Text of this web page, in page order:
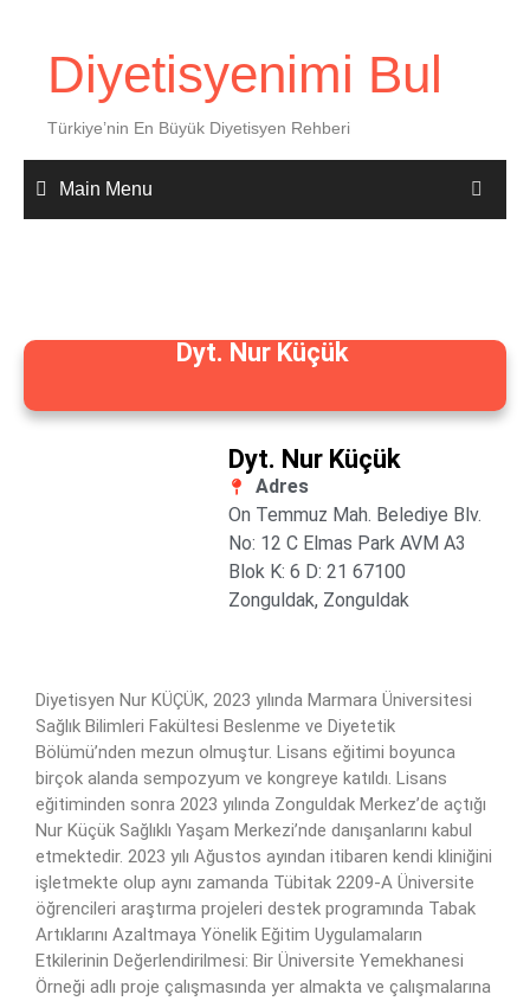
Diyetisyenimi Bul
Türkiye’nin En Büyük Diyetisyen Rehberi
Main Menu
Dyt. Nur Küçük
Dyt. Nur Küçük
Adres
On Temmuz Mah. Belediye Blv.
No: 12 C Elmas Park AVM A3
Blok K: 6 D: 21 67100
Zonguldak, Zonguldak
Diyetisyen Nur KÜÇÜK, 2023 yılında Marmara Üniversitesi
Sağlık Bilimleri Fakültesi Beslenme ve Diyetetik
Bölümü’nden mezun olmuştur. Lisans eğitimi boyunca
birçok alanda sempozyum ve kongreye katıldı. Lisans
eğitiminden sonra 2023 yılında Zonguldak Merkez’de açtığı
Nur Küçük Sağlıklı Yaşam Merkezi’nde danışanlarını kabul
etmektedir. 2023 yılı Ağustos ayından itibaren kendi kliniğini
işletmekte olup aynı zamanda Tübitak 2209-A Üniversite
öğrencileri araştırma projeleri destek programında Tabak
Artıklarını Azaltmaya Yönelik Eğitim Uygulamaların
Etkilerinin Değerlendirilmesi: Bir Üniversite Yemekhanesi
Örneği adlı proje çalışmasında yer almakta ve çalışmalarına